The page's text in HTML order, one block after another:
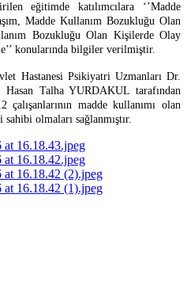
eğitimde katılımcılara ‘’Madde
Madde Kullanım Bozukluğu Olan
Bozukluğu Olan Kişilerde Olay
konularında bilgiler verilmiştir.
Psikiyatri Uzmanları Dr.
Talha YURDAKUL tarafından
madde kullanımı olan
olmaları sağlanmıştır.